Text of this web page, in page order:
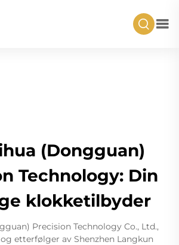
(Dongguan)
Technology: Din
klokketilbyder
Precision Technology Co., Ltd.,
etterfølger av Shenzhen Langkun